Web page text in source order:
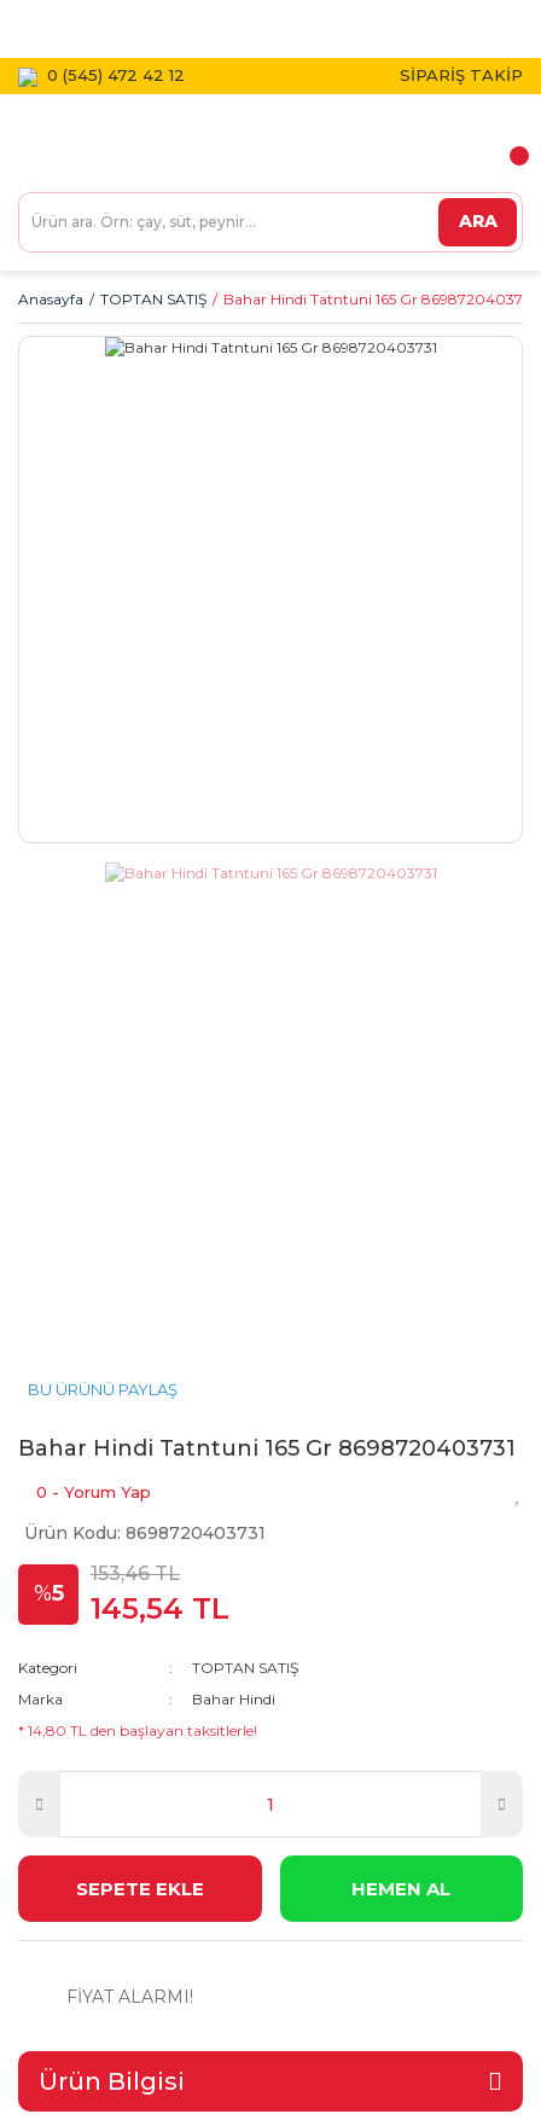
0 (545) 472 42 12 SİPARİŞ TAKİP
ARA
Anasayfa TOPTAN SATIŞ Bahar Hindi Tatntuni 165 Gr 8698720403731
BU ÜRÜNÜ PAYLAŞ
Bahar Hindi Tatntuni 165 Gr 8698720403731
0 - Yorum Yap
Ürün Kodu: 8698720403731
%5
153,46 TL
145,54 TL
Kategori
TOPTAN SATIŞ
Marka
Bahar Hindi
* 14,80 TL den başlayan taksitlerle!
SEPETE EKLE HEMEN AL
FİYAT ALARMI!
Ürün Bilgisi